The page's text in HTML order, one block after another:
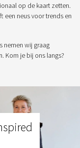
op de kaart zetten.
een neus voor trends en
nemen wij graag
Kom je bij ons langs?